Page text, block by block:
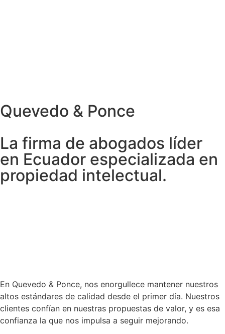
Quevedo & Ponce
La firma de abogados líder
en Ecuador especializada en
propiedad intelectual.
En Quevedo & Ponce, nos enorgullece mantener nuestros
altos estándares de calidad desde el primer día. Nuestros
clientes confían en nuestras propuestas de valor, y es esa
confianza la que nos impulsa a seguir mejorando.